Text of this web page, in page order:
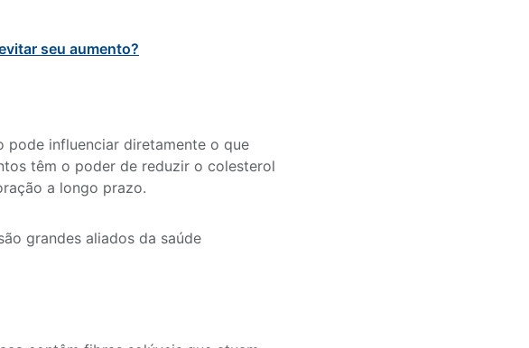
seu aumento?
influenciar diretamente o que
têm o poder de reduzir o colesterol
a longo prazo.
grandes aliados da saúde